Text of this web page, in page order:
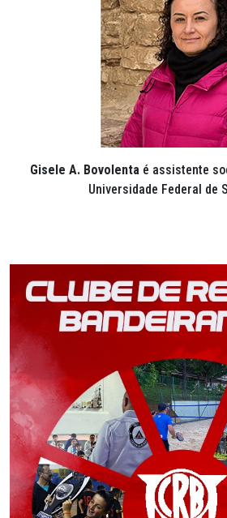
Gisele A. Bovolenta é assistente
Universidade Federal de